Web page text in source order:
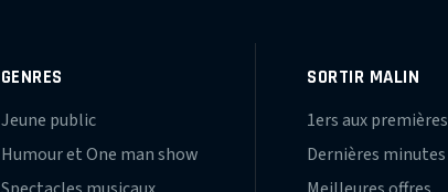
GENRES
Jeune public
Humour et One man show
SORTIR MALIN
1ers aux premières
Dernières minutes